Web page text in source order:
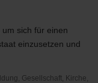
sich für einen
einzusetzen und
Gesellschaft, Kirche,